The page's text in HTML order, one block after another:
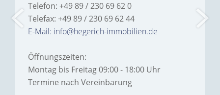
Telefon: +49 89 / 230 69 62 0
Telefax: +49 89 / 230 69 62 44
E-Mail: info@hegerich-immobilien.de
Öffnungszeiten:
Montag bis Freitag 09:00 - 18:00 Uhr
Termine nach Vereinbarung